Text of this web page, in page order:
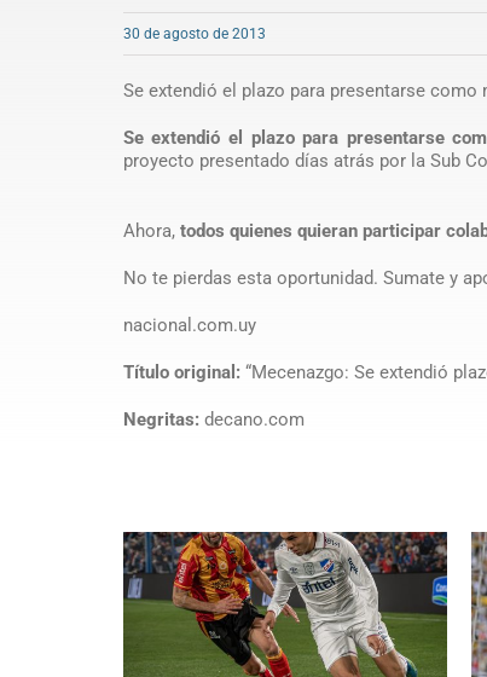
30 de agosto de 2013
Se extendió el plazo para presentarse
Se extendió el plazo para presentarse
proyecto presentado días atrás por la Sub
Ahora,todos quienes quieran participar
No te pierdas esta oportunidad. Sumate y
nacional.com.uy
Título original: “Mecenazgo: Se extendió
Negritas: decano.com